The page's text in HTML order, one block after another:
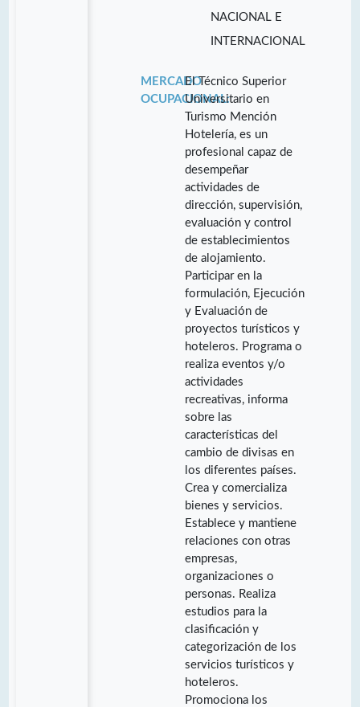
NACIONAL E
INTERNACIONAL
MERCADO
OCUPACIONAL:
El Técnico Superior
Universitario en
Turismo Mención
Hotelería, es un
profesional capaz de
desempeñar
actividades de
dirección, supervisión,
evaluación y control
de establecimientos
de alojamiento.
Participar en la
formulación, Ejecución
y Evaluación de
proyectos turísticos y
hoteleros. Programa o
realiza eventos y/o
actividades
recreativas, informa
sobre las
características del
cambio de divisas en
los diferentes países.
Crea y comercializa
bienes y servicios.
Establece y mantiene
relaciones con otras
empresas,
organizaciones o
personas. Realiza
estudios para la
clasificación y
categorización de los
servicios turísticos y
hoteleros.
Promociona los